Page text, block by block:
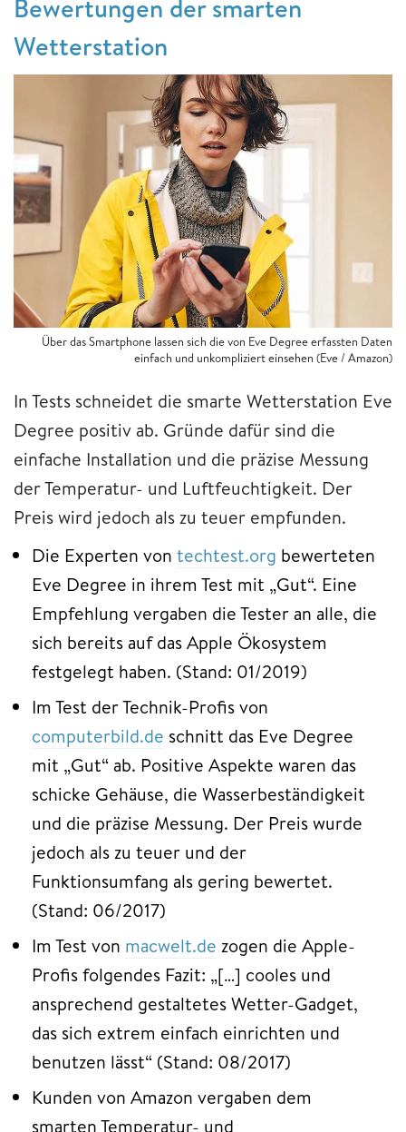
Bewertungen der smarten
Wetterstation
Über das Smartphone lassen sich die von Eve Degree erfassten Daten
einfach und unkompliziert einsehen (Eve / Amazon)
In Tests schneidet die smarte Wetterstation Eve
Degree positiv ab. Gründe dafür sind die
einfache Installation und die präzise Messung
der Temperatur- und Luftfeuchtigkeit. Der
Preis wird jedoch als zu teuer empfunden.
Die Experten von techtest.org bewerteten
Eve Degree in ihrem Test mit „Gut“. Eine
Empfehlung vergaben die Tester an alle, die
sich bereits auf das Apple Ökosystem
festgelegt haben. (Stand: 01/2019)
Im Test der Technik-Profis von
computerbild.de schnitt das Eve Degree
mit „Gut“ ab. Positive Aspekte waren das
schicke Gehäuse, die Wasserbeständigkeit
und die präzise Messung. Der Preis wurde
jedoch als zu teuer und der
Funktionsumfang als gering bewertet.
(Stand: 06/2017)
Im Test von macwelt.de zogen die Apple-
Profis folgendes Fazit: „[…] cooles und
ansprechend gestaltetes Wetter-Gadget,
das sich extrem einfach einrichten und
benutzen lässt“ (Stand: 08/2017)
Kunden von Amazon vergaben dem
smarten Temperatur- und